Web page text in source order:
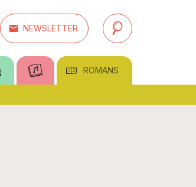
email NEWSLETTER
ROMANS
search